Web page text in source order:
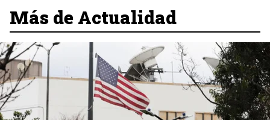
Más de Actualidad